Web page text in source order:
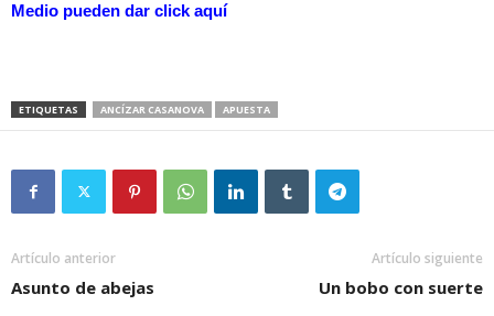
Medio pueden dar click aquí
ETIQUETAS ANCÍZAR CASANOVA APUESTA
Artículo anterior
Asunto de abejas
Artículo siguiente
Un bobo con suerte